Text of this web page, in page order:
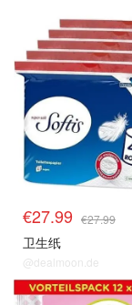
€27.99 €27.99
卫生纸
@dealmoon.de